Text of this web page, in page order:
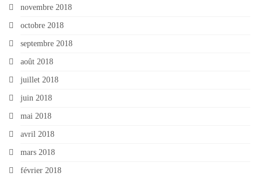
novembre 2018
octobre 2018
septembre 2018
août 2018
juillet 2018
juin 2018
mai 2018
avril 2018
mars 2018
février 2018